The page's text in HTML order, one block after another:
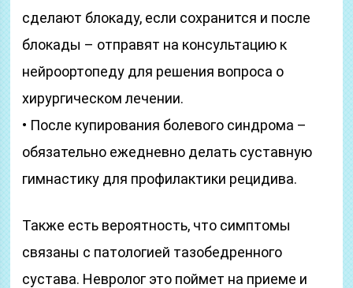
сделают блокаду, если сохранится и после
блокады – отправят на консультацию к
нейроортопеду для решения вопроса о
хирургическом лечении.
• После купирования болевого синдрома –
обязательно ежедневно делать суставную
гимнастику для профилактики рецидива.
Также есть вероятность, что симптомы
связаны с патологией тазобедренного
сустава. Невролог это поймет на приеме и